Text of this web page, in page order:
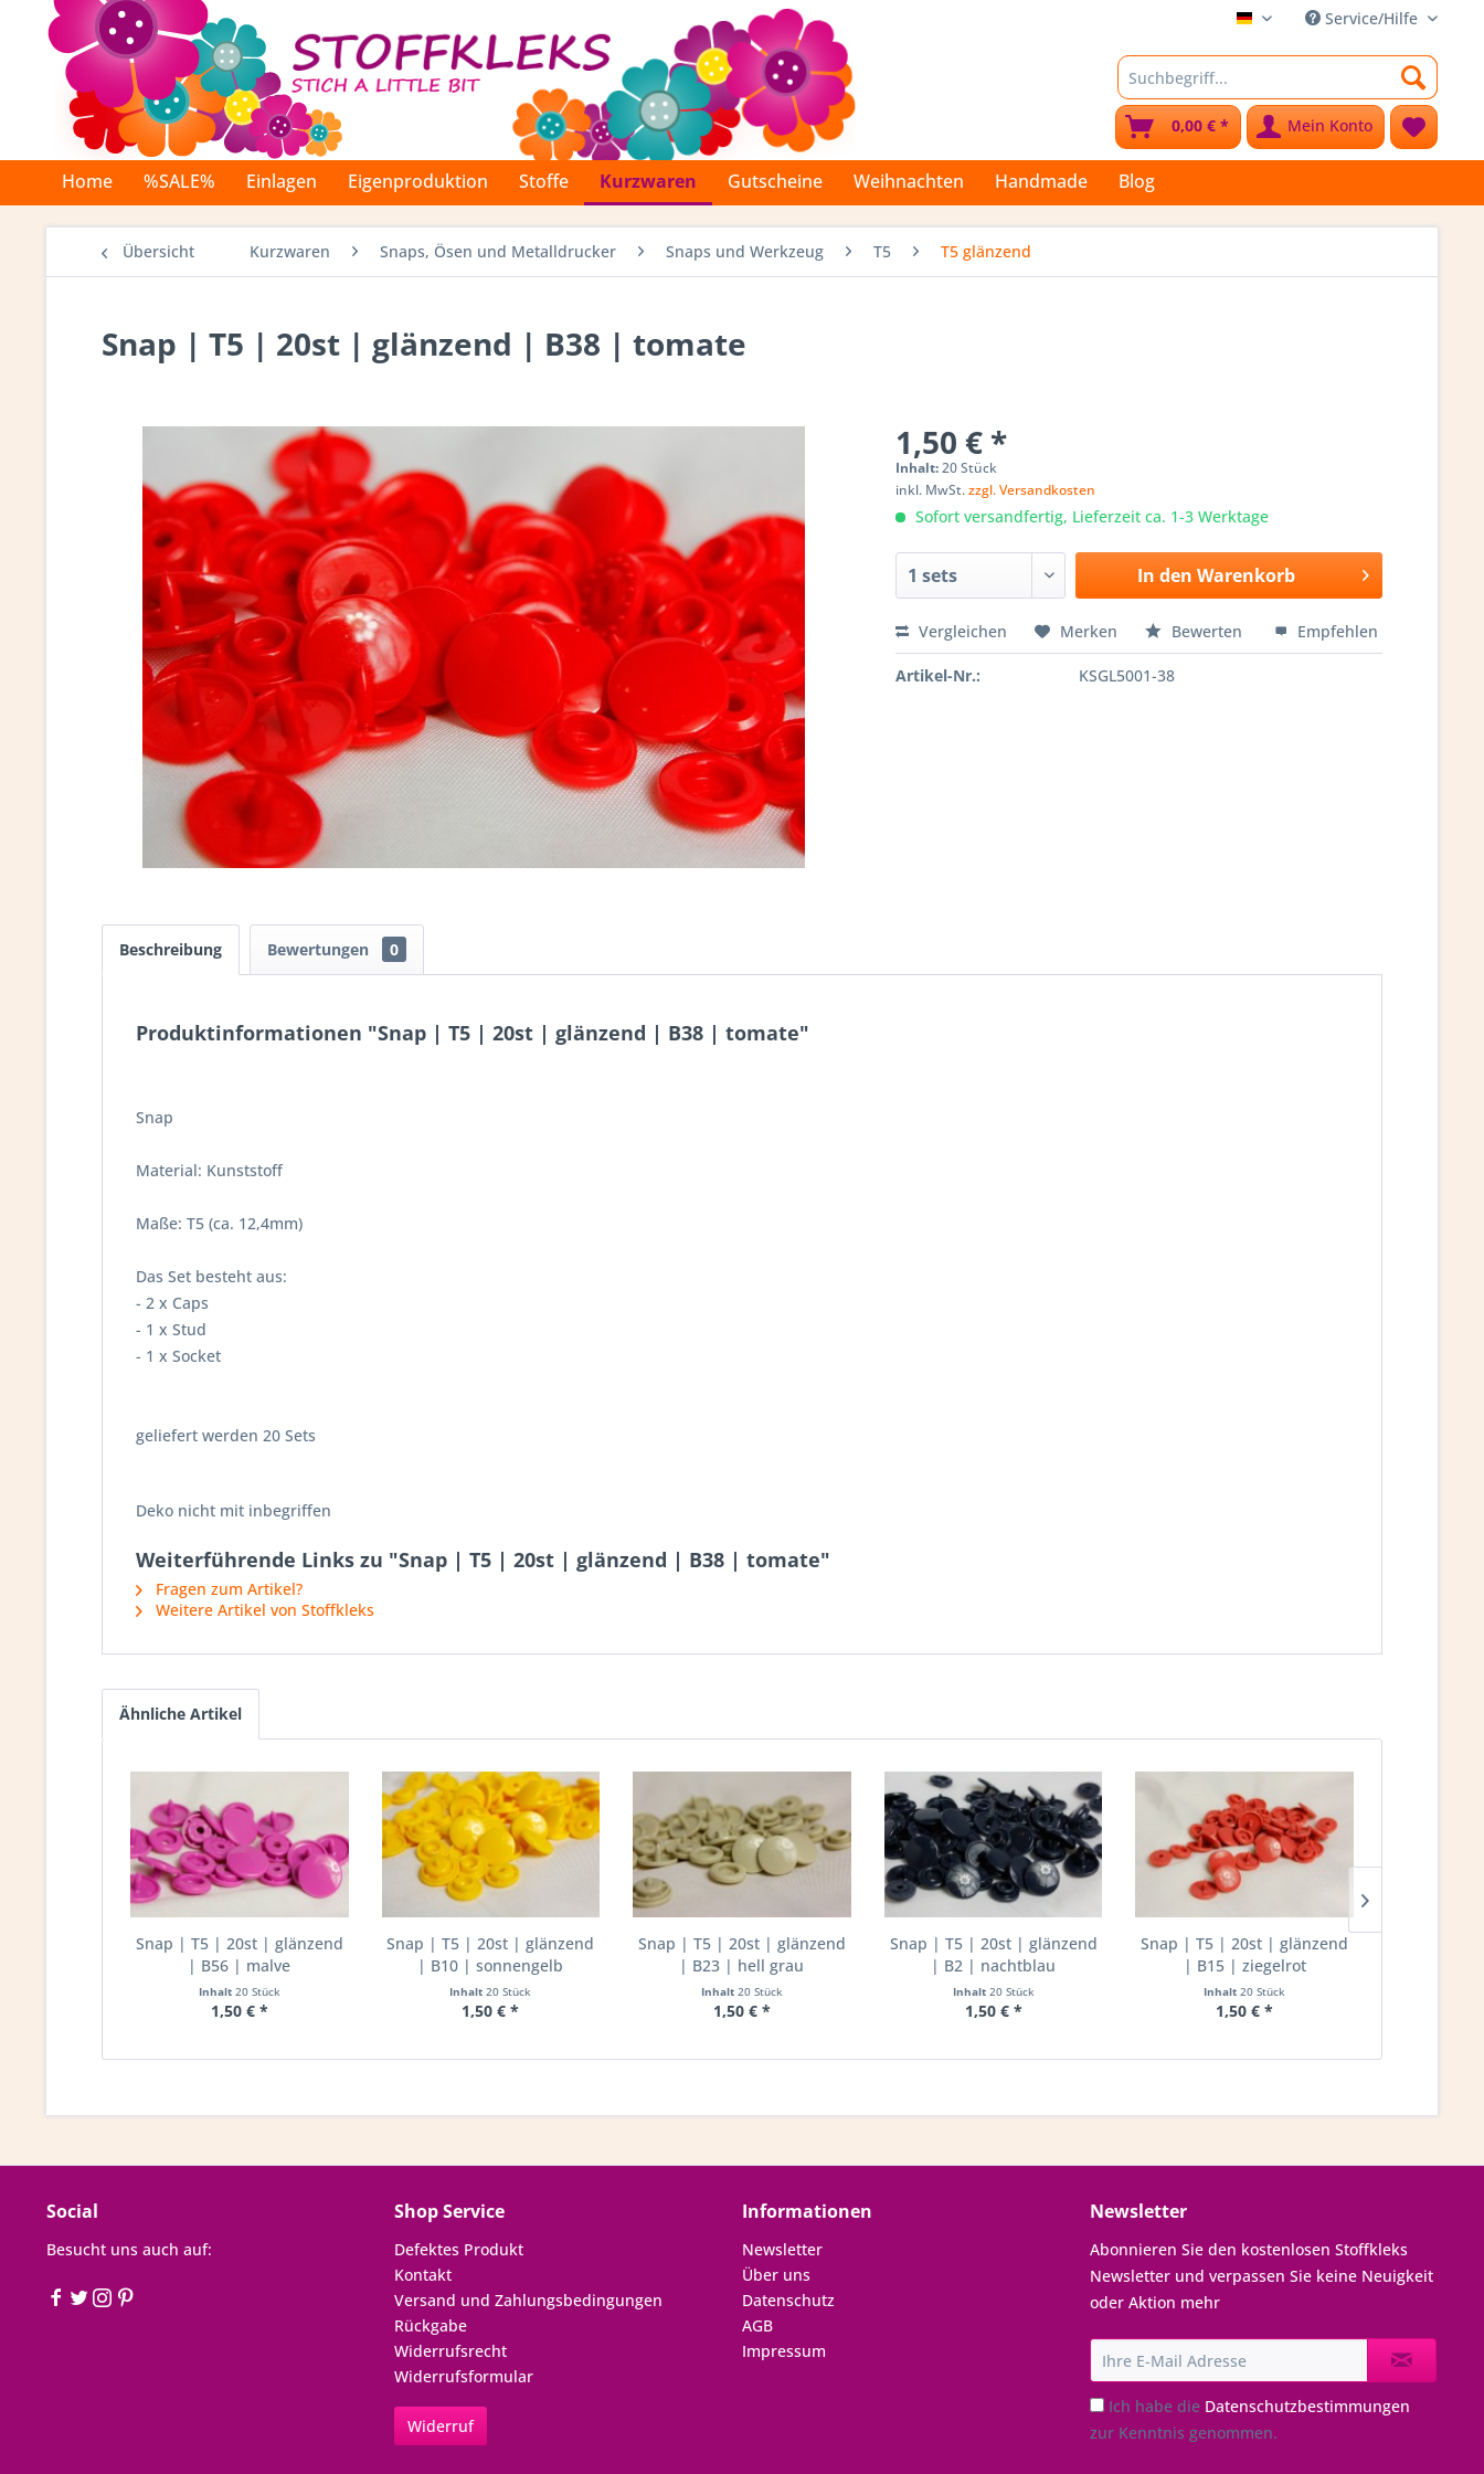
Stoffkleks Service/Hilfe
Mein Konto
0,00 € *
Home %SALE% Einlagen Eigenproduktion Stoffe Kurzwaren Gutscheine Weihnachten Handmade Blog
Übersicht Kurzwaren Snaps, Ösen und Metalldrucker Snaps und Werkzeug T5 T5 glänzend
Snap | T5 | 20st | glänzend | B38 | tomate
1,50 € *
Inhalt:20 Stück
inkl. MwSt.zzgl. Versandkosten
Sofort versandfertig, Lieferzeit ca. 1-3 Werktage
In den Warenkorb
Vergleichen Merken Bewerten Empfehlen
Artikel-Nr.: KSGL5001-38
Beschreibung Bewertungen 0
Produktinformationen "Snap | T5 | 20st | glänzend | B38 | tomate"
Snap
Material: Kunststoff
Maße: T5 (ca. 12,4mm)
Das Set besteht aus:
- 2 x Caps
- 1 x Stud
- 1 x Socket
geliefert werden 20 Sets
Deko nicht mit inbegriffen
Weiterführende Links zu "Snap | T5 | 20st | glänzend | B38 | tomate"
Fragen zum Artikel?
Weitere Artikel von Stoffkleks
Ähnliche Artikel
Snap | T5 | 20st | glänzend
| B56 | malve
Inhalt 20 Stück
1,50 € *
Snap | T5 | 20st | glänzend
| B10 | sonnengelb
Inhalt20 Stück
1,50 € *
Snap | T5 | 20st | glänzend
| B23 | hell grau
Inhalt 20 Stück
1,50 € *
Snap | T5 | 20st | glänzend
| B2 | nachtblau
Inhalt 20 Stück
1,50 € *
Snap | T5 | 20st | glänzend
| B15 | ziegelrot
Inhalt20 Stück
1,50 € *
Social
Besucht uns auch auf:
Shop Service
Defektes Produkt
Kontakt
Versand und Zahlungsbedingungen
Rückgabe
Widerrufsrecht
Widerrufsformular
Widerruf
Informationen
Newsletter
Über uns
Datenschutz
AGB
Impressum
Newsletter
Abonnieren Sie den kostenlosen Stoffkleks
Newsletter und verpassen Sie keine Neuigkeit
oder Aktion mehr
Ich habe die Datenschutzbestimmungen
zur Kenntnis genommen.